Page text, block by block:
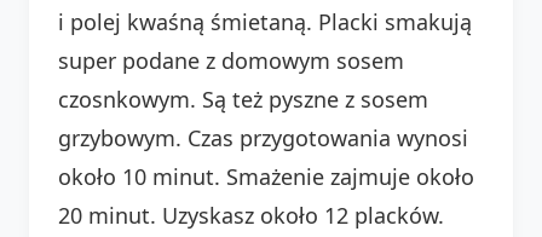
i polej kwaśną śmietaną. Placki smakują
super podane z domowym sosem
czosnkowym. Są też pyszne z sosem
grzybowym. Czas przygotowania wynosi
około 10 minut. Smażenie zajmuje około
20 minut. Uzyskasz około 12 placków.